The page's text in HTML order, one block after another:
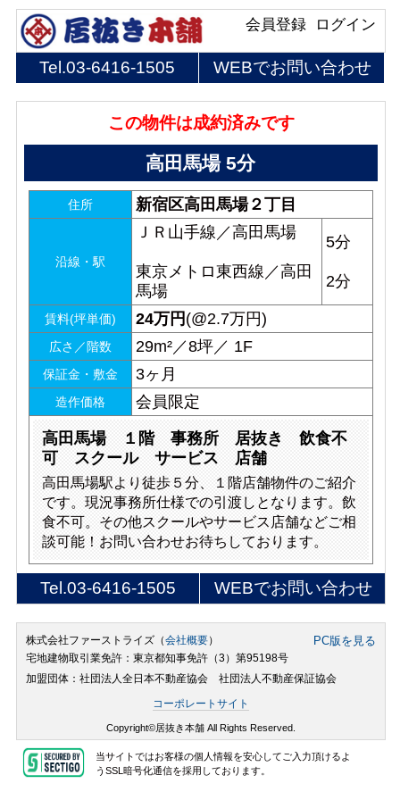
ログイン
会員登録
Tel.03-6416-1505 WEBでお問い合わせ
この物件は成約済みです
高田馬場 5分
住所 新宿区高田馬場２丁目
沿線・駅
ＪＲ山手線／高田馬場
東京メトロ東西線／高田
馬場
5分
2分
賃料(坪単価) 24万円 (@2.7万円)
広さ／階数 29m²／8坪／ 1F
保証金・敷金 3ヶ月
造作価格 会員限定
高田馬場 １階 事務所 居抜き 飲食不
可 スクール サービス 店舗
高田馬場駅より徒歩５分、１階店舗物件のご紹介
です。現況事務所仕様での引渡しとなります。飲
食不可。その他スクールやサービス店舗などご相
談可能！お問い合わせお待ちしております。
Tel.03-6416-1505 WEBでお問い合わせ
株式会社ファーストライズ（会社概要） PC版を見る
宅地建物取引業免許：東京都知事免許（3）第95198号
加盟団体：社団法人全日本不動産協会 社団法人不動産保証協会
コーポレートサイト
Copyright©居抜き本舗 All Rights Reserved.
当サイトではお客様の個人情報を安心してご入力頂けるよ
うSSL暗号化通信を採用しております。